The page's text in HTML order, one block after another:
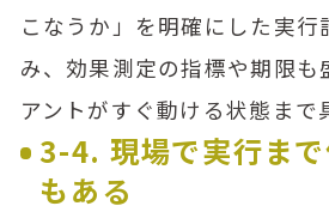
こなうか」を明確にした実行
み、効果測定の指標や期限も
アントがすぐ動ける状態まで
3-4. 現場で実行ま
もある